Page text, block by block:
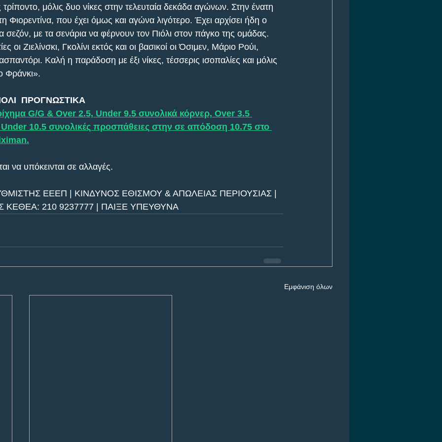
τρίποντο, μόλις δυο νίκες στην τελευταία δεκάδα αγώνων. Στην ένατη
Φιορεντίνα, που έχει όμως και αγώνα λιγότερο. Έχει αρχίσει ήδη ο
σεζόν, με τα σενάρια να φέρνουν τον Πιόλι στον πάγκο της ομάδας.
οι Ζιελίνσκι, Γκολίνι εκτός και οι βασικοί οι Όσιμεν, Μάριο Ρούι,
Καλή η παράδοση με έξι νίκες, τέσσερις ισοπαλίες και μόλις
Φράνκι».
ΠΡΟΓΝΩΣΤΙΚΑ
G/G & Over 2.5, Under 9.5 συνολικά κόρνερ, Over 3.5
10.5 συνολικές προσπάθειες στην σε απόδοση 10.75 στο
να υπόκεινται σε αλλαγές.
ΕΕΕΠ | ΚΙΝΔΥΝΟΣ ΕΘΙΣΜΟΥ & ΑΠΩΛΕΙΑΣ ΠΕΡΙΟΥΣΙΑΣ |
210 9237777 | ΠΑΙΞΕ ΥΠΕΥΘΥΝΑ
Εμφάνιση όλων